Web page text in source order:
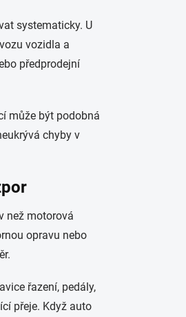
systematicky. U
vozidla a
předprodejní
může být podobná
chyby v
než motorová
opravu nebo
řazení, pedály,
přeje. Když auto